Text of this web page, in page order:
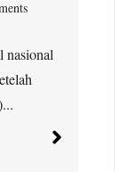
nasional